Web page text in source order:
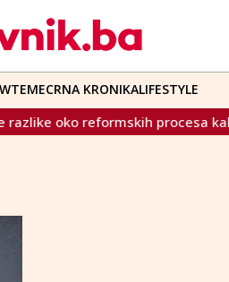
TEMECRNA KRONIKALIFESTYLE
oko reformskih procesa kako